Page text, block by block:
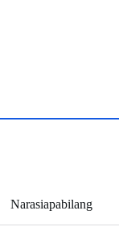
Narasiapabilang